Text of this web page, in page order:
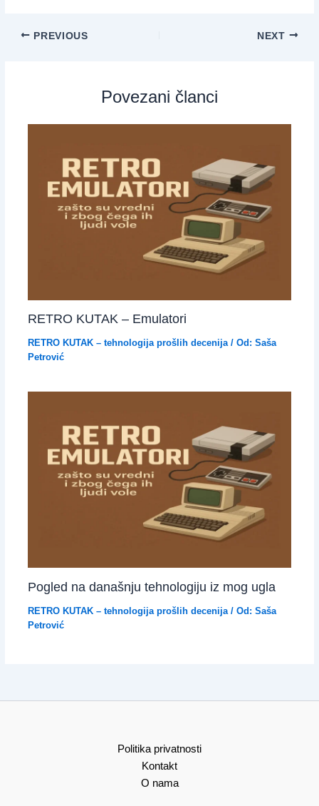
PREVIOUS NEXT
Povezani članci
RETRO KUTAK – Emulatori
RETRO KUTAK – tehnologija prošlih decenija/ Od: Saša
Petrović
Pogled na današnju tehnologiju iz mog ugla
RETRO KUTAK – tehnologija prošlih decenija/ Od: Saša
Petrović
Politika privatnosti
Kontakt
O nama